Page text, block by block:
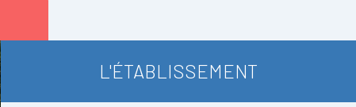
L'ÉTABLISSEMENT